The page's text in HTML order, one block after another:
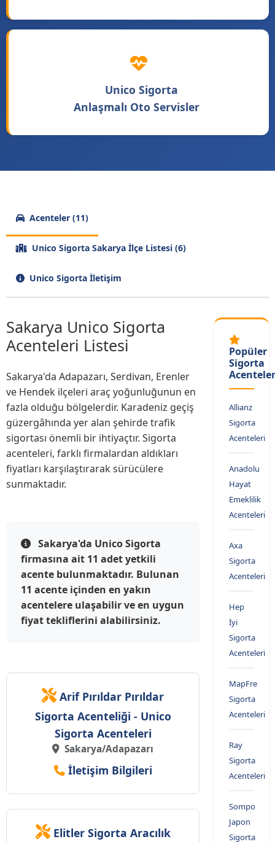
Unico Sigorta
Anlaşmalı Oto Servisler
Acenteler (11)
Unico Sigorta Sakarya İlçe Listesi (6)
Unico Sigorta İletişim
Sakarya Unico Sigorta
Acenteleri Listesi
Sakarya'da Adapazarı, Serdivan, Erenler
ve Hendek ilçeleri araç yoğunluğunun en
fazla olduğu bölgelerdir. Karadeniz geçiş
güzergâhında yer alan şehirde trafik
sigortası önemli bir ihtiyaçtır. Sigorta
acenteleri, farklı firmalardan aldıkları
fiyatları karşılaştırarak sürücülere
sunmaktadır.
Sakarya'da Unico Sigorta
firmasına ait 11 adet yetkili
acente bulunmaktadır. Bulunan
11 acente içinden en yakın
acentelere ulaşabilir ve en uygun
fiyat tekliflerini alabilirsiniz.
Arif Pırıldar Pırıldar
Sigorta Acenteliği - Unico
Sigorta Acenteleri
Sakarya/Adapazarı
İletişim Bilgileri
Elitler Sigorta Aracılık
Popüler
Sigorta
Allianz
Sigorta
Acenteleri
Anadolu
Hayat
Emeklilik
Acenteleri
Axa
Sigorta
Acenteleri
Hep
İyi
Sigorta
Acenteleri
MapFre
Sigorta
Acenteleri
Ray
Sigorta
Acenteleri
Sompo
Japon
Sigorta